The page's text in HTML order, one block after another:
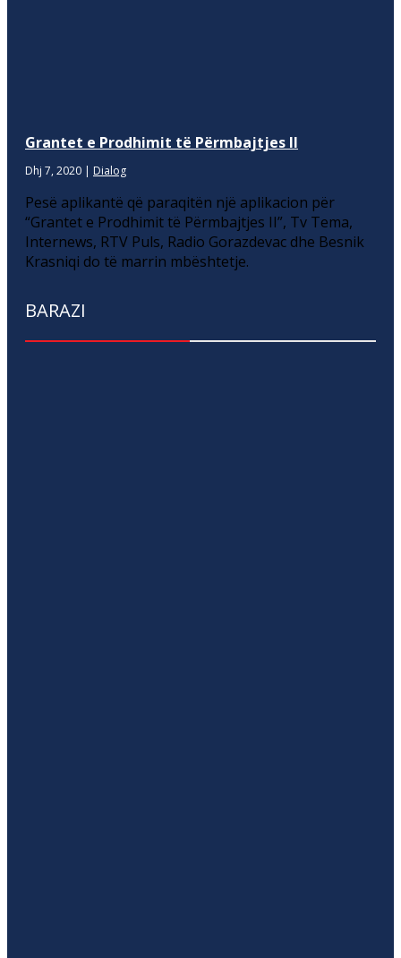
Grantet e Prodhimit të Përmbajtjes II
Dhj 7, 2020 | Dialog
Pesë aplikantë që paraqitën një aplikacion për
“Grantet e Prodhimit të Përmbajtjes II”, Tv Tema,
Internews, RTV Puls, Radio Gorazdevac dhe Besnik
Krasniqi do të marrin mbështetje.
BARAZI